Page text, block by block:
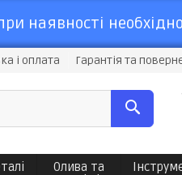
наявності
і оплата Гарантія та
Олива та